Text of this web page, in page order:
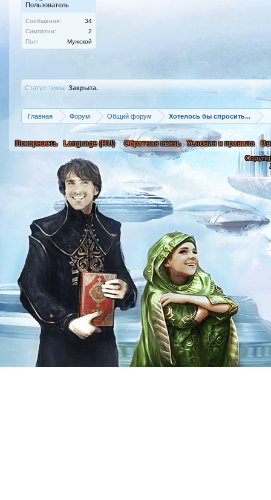
Пользователь
Сообщения:
34
Симпатии:
2
Пол:
Мужской
Статус темы: Закрыта.
Главная Форум Общий форум Хотелось бы спросить...
Покорность Language (RU) Обратная связь Условия и правила